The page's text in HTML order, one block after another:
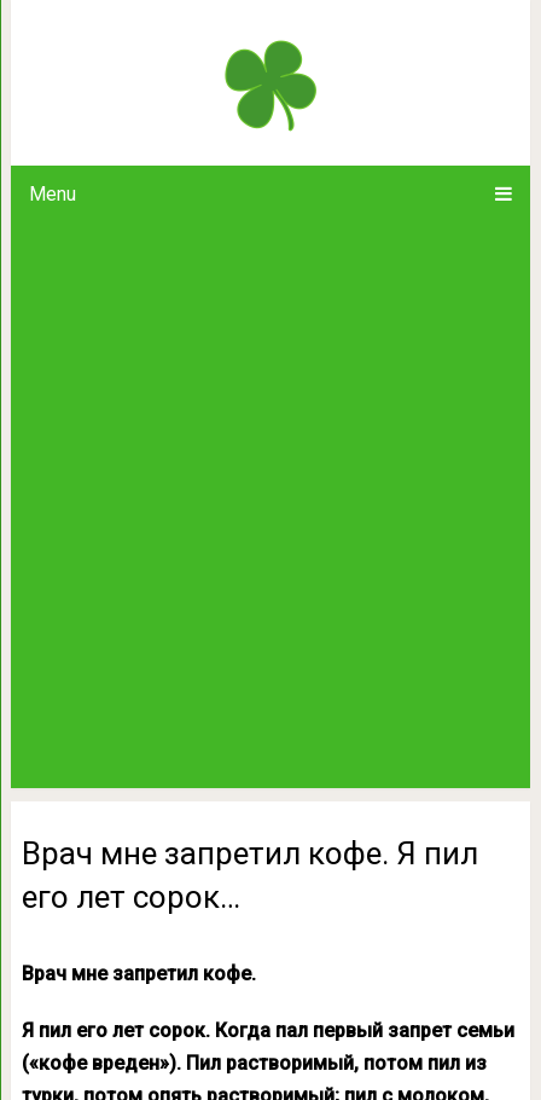
Menu
Врач мне запретил кофе.
Врач мне запретил кофе. Я пил
его лет сорок…
Врач мне запретил кофе.
Я пил его лет сорок. Когда пал первый запрет семьи
(«кофе вреден»). Пил растворимый, потом пил из